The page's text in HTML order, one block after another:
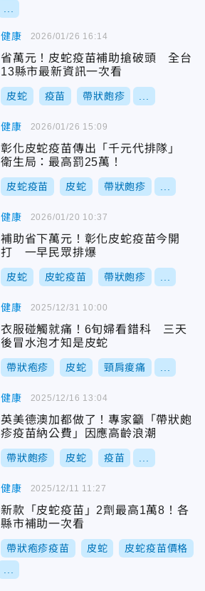
健康
省萬元！皮蛇疫苗補助搶破頭 全台
13縣市最新資訊一次看
皮蛇 疫苗 帶狀皰疹
2026/01/26 16:14
健康
彰化皮蛇疫苗傳出「千元代排隊」
衛生局：最高罰25萬！
皮蛇疫苗 皮蛇 帶狀皰疹
2026/01/26 15:09
健康
補助省下萬元！彰化皮蛇疫苗今開
打 一早民眾排爆
皮蛇 皮蛇疫苗 帶狀皰疹
2026/01/20 10:37
健康
衣服碰觸就痛！6旬婦看錯科 三天
後冒水泡才知是皮蛇
帶狀疱疹 皮蛇 頸肩痠痛
2025/12/31 10:00
健康
英美德澳加都做了！專家籲「帶狀皰
疹疫苗納公費」因應高齡浪潮
帶狀皰疹 皮蛇 疫苗
2025/12/16 13:04
健康
新款「皮蛇疫苗」2劑最高1萬8！各
縣市補助一次看
帶狀疱疹疫苗 皮蛇 皮蛇疫苗價格
2025/12/11 11:27